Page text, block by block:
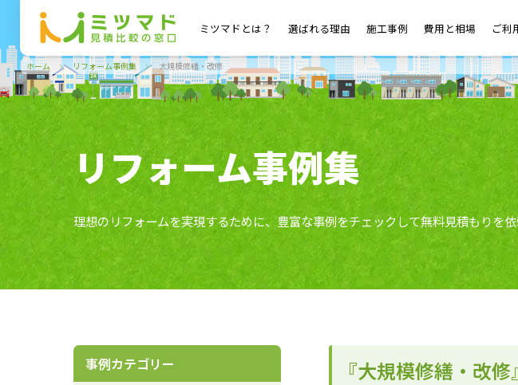
ミツマドとは？ 選ばれる理由 施工事例 費用と相場 ご利
ホーム リフォーム事例集 大規模修繕・改修
リフォーム事例集
理想のリフォームを実現するために、豊富な事例をチェックして無料見積もりを依
『大規模修繕・改
事例カテゴリー